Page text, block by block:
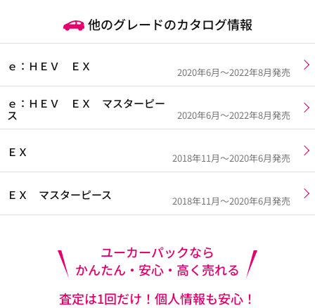
他のグレードのカタログ情報
ｅ：ＨＥＶ ＥＸ 2020年6月～2022年8月発売
ｅ：ＨＥＶ ＥＸ マスターピー
ス
2020年6月～2022年8月発売
ＥＸ 2018年11月～2020年6月発売
ＥＸ マスターピース 2018年11月～2020年6月発売
ユーカーパックなら
かんたん・安心・高く売れる
査定は1回だけ！個人情報も安心！